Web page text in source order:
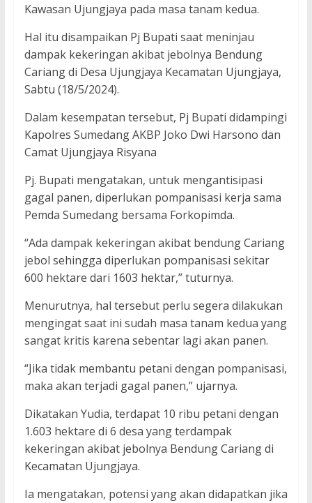
Kawasan Ujungjaya pada masa tanam kedua.
Hal itu disampaikan Pj Bupati saat meninjau
dampak kekeringan akibat jebolnya Bendung
Cariang di Desa Ujungjaya Kecamatan Ujungjaya,
Sabtu (18/5/2024).
Dalam kesempatan tersebut, Pj Bupati didampingi
Kapolres Sumedang AKBP Joko Dwi Harsono dan
Camat Ujungjaya Risyana
Pj. Bupati mengatakan, untuk mengantisipasi
gagal panen, diperlukan pompanisasi kerja sama
Pemda Sumedang bersama Forkopimda.
“Ada dampak kekeringan akibat bendung Cariang
jebol sehingga diperlukan pompanisasi sekitar
600 hektare dari 1603 hektar,” tuturnya.
Menurutnya, hal tersebut perlu segera dilakukan
mengingat saat ini sudah masa tanam kedua yang
sangat kritis karena sebentar lagi akan panen.
“Jika tidak membantu petani dengan pompanisasi,
maka akan terjadi gagal panen,” ujarnya.
Dikatakan Yudia, terdapat 10 ribu petani dengan
1.603 hektare di 6 desa yang terdampak
kekeringan akibat jebolnya Bendung Cariang di
Kecamatan Ujungjaya.
Ia mengatakan, potensi yang akan didapatkan jika